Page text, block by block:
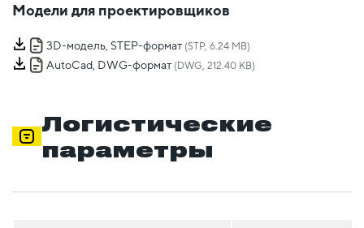
Модели для проектировщиков
3D-модель, STEP-формат (STP, 6.24 MB)
AutoCad, DWG-формат (DWG, 212.40 KB)
Логистические
параметры